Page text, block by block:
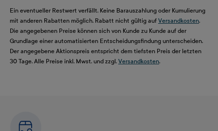
Ein eventueller Restwert verfällt. Keine Barauszahlung oder Kumulierung
mit anderen Rabatten möglich. Rabatt nicht gültig auf Versandkosten.
Die angegebenen Preise können sich von Kunde zu Kunde auf der
Grundlage einer automatisierten Entscheidungsfindung unterscheiden.
Der angegebene Aktionspreis entspricht dem tiefsten Preis der letzten
30 Tage. Alle Preise inkl. Mwst. und zzgl. Versandkosten.